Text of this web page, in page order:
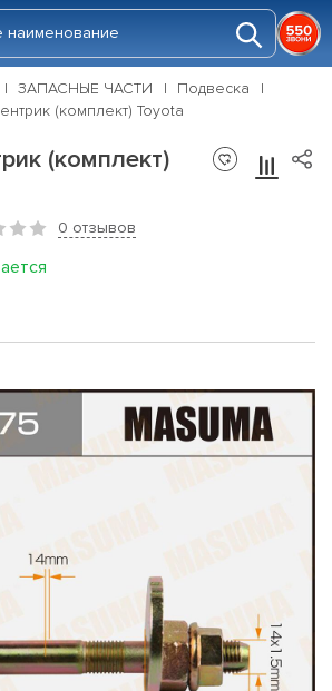
ЗАПАСНЫЕ ЧАСТИ
Подвеска
(комплект) Toyota
(комплект)
0 отзывов